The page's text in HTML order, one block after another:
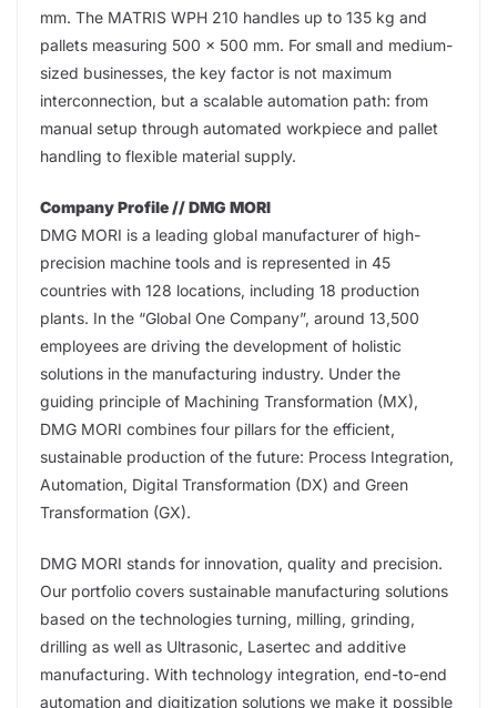
mm. The MATRIS WPH 210 handles up to 135 kg and
pallets measuring 500 x 500 mm. For small and medium-
sized businesses, the key factor is not maximum
interconnection, but a scalable automation path: from
manual setup through automated workpiece and pallet
handling to flexible material supply.
Company Profile // DMG MORI
DMG MORI is a leading global manufacturer of high-
precision machine tools and is represented in 45
countries with 128 locations, including 18 production
plants. In the “Global One Company”, around 13,500
employees are driving the development of holistic
solutions in the manufacturing industry. Under the
guiding principle of Machining Transformation (MX),
DMG MORI combines four pillars for the efficient,
sustainable production of the future: Process Integration,
Automation, Digital Transformation (DX) and Green
Transformation (GX).
DMG MORI stands for innovation, quality and precision.
Our portfolio covers sustainable manufacturing solutions
based on the technologies turning, milling, grinding,
drilling as well as Ultrasonic, Lasertec and additive
manufacturing. With technology integration, end-to-end
automation and digitization solutions we make it possible